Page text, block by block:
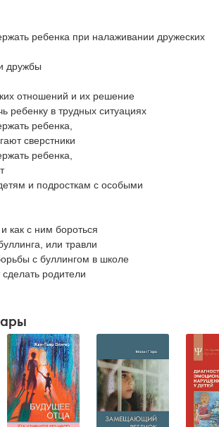
ребенка при налаживании дружеских
дружбы
отношений и их решение
ребенку в трудных ситуациях
ребенка,
сверстники
ребенка,
и подросткам с особыми
как с ним бороться
или травли
с буллингом в школе
родители